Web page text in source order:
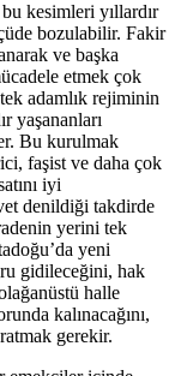
bu kesimleri yıllardır
bozulabilir. Fakir
ve başka
etmek çok
adamlık rejiminin
yaşananları
Bu kurulmak
faşist ve daha çok
iyi
denildiği takdirde
yerini tek
yeni
gidileceğini, hak
halle
kalınacağını,
gerekir.